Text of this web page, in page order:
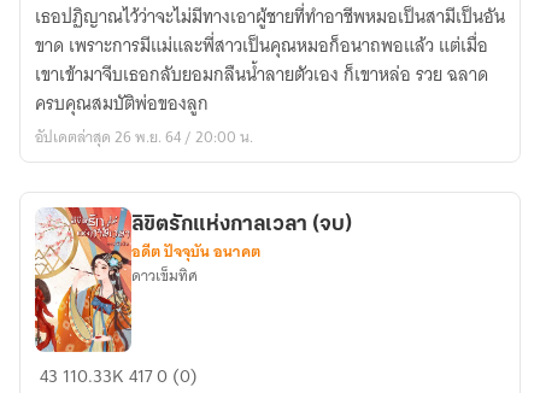
ชวน
รัก
เธอปฏิญาณไว้ว่าจะไม่มีทางเอาผู้ชายที่ทำอาชีพหมอเป็นสามีเป็นอัน
ขาด เพราะการมีแม่และพี่สาวเป็นคุณหมอก็อนาถพอแล้ว แต่เมื่อ
เขาเข้ามาจีบเธอกลับยอมกลืนน้ำลายตัวเอง ก็เขาหล่อ รวย ฉลาด
ครบคุณสมบัติพ่อของลูก
อัปเดตล่าสุด 26 พ.ย. 64 / 20:00 น.
ลิขิต
ลิขิตรักแห่งกาลเวลา (จบ)
อดีต ปัจจุบัน อนาคต
ดาวเข็มทิศ
43 110.33K4170 (0)